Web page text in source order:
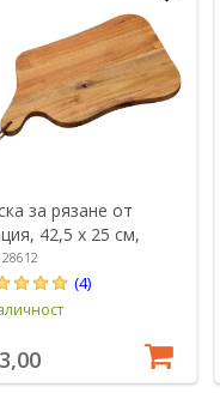
за рязане от
42,5 x 25 см,
1,8 см - Kesper
(4)